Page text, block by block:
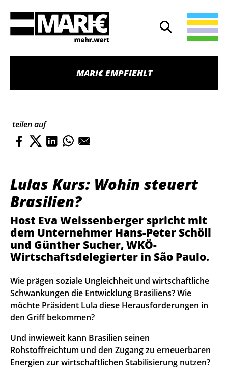
Suche öffnen
Suche
MARI€ EMPFIEHLT
teilen auf
Lulas Kurs: Wohin steuert
Brasilien?
Host Eva Weissenberger spricht mit
dem Unternehmer Hans-Peter Schöll
und Günther Sucher, WKÖ-
Wirtschaftsdelegierter in São Paulo.
Wie prägen soziale Ungleichheit und wirtschaftliche
Schwankungen die Entwicklung Brasiliens? Wie
möchte Präsident Lula diese Herausforderungen in
den Griff bekommen?
Und inwieweit kann Brasilien seinen
Rohstoffreichtum und den Zugang zu erneuerbaren
Energien zur wirtschaftlichen Stabilisierung nutzen?